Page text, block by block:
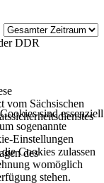
vom Sächsischen
sind essenziell
sogenannte
Einstellungen
Cookies zulassen
womöglich
stehen.